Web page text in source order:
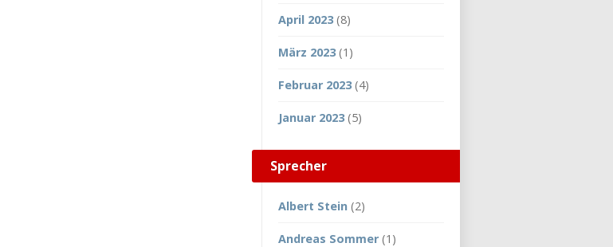
April 2023 (8)
März 2023 (1)
Februar 2023 (4)
Januar 2023 (5)
Sprecher
Albert Stein (2)
Andreas Sommer (1)